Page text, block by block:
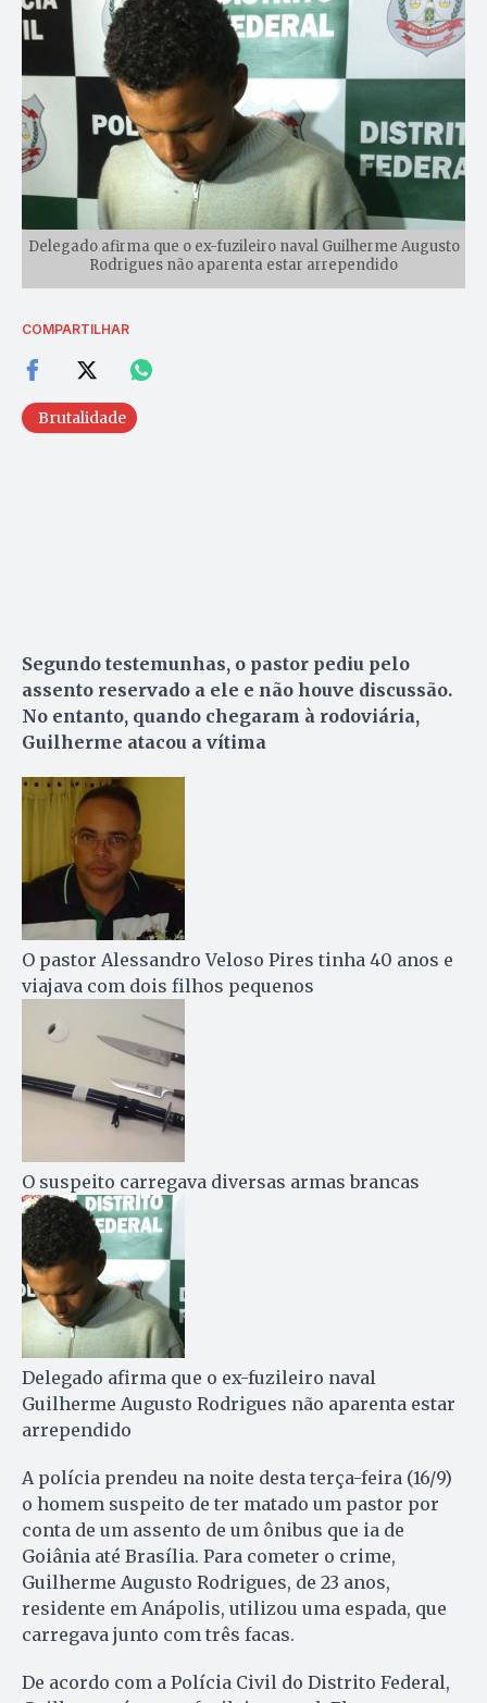
Delegado afirma que o ex-fuzileiro naval Guilherme Augusto
Rodrigues não aparenta estar arrependido
COMPARTILHAR
Brutalidade
Segundo testemunhas, o pastor pediu pelo
assento reservado a ele e não houve discussão.
No entanto, quando chegaram à rodoviária,
Guilherme atacou a vítima
O pastor Alessandro Veloso Pires tinha 40 anos e
viajava com dois filhos pequenos
O suspeito carregava diversas armas brancas
Delegado afirma que o ex-fuzileiro naval
Guilherme Augusto Rodrigues não aparenta estar
arrependido
A polícia prendeu na noite desta terça-feira (16/9)
o homem suspeito de ter matado um pastor por
conta de um assento de um ônibus que ia de
Goiânia até Brasília. Para cometer o crime,
Guilherme Augusto Rodrigues, de 23 anos,
residente em Anápolis, utilizou uma espada, que
carregava junto com três facas.
De acordo com a Polícia Civil do Distrito Federal,